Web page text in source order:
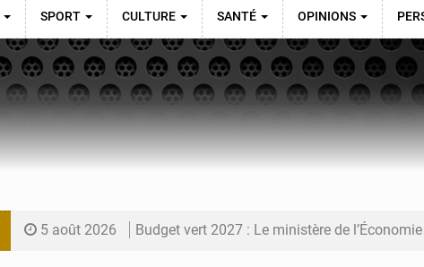
SPORT CULTURE SANTÉ OPINIONS
5 août 2026 Budget vert 2027 : Le ministère de l’Économie